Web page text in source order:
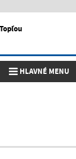
Toggle navigation
HLAVNÉ MENU